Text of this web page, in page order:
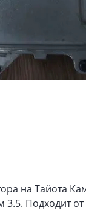
на Тайота
3.5. Подходит